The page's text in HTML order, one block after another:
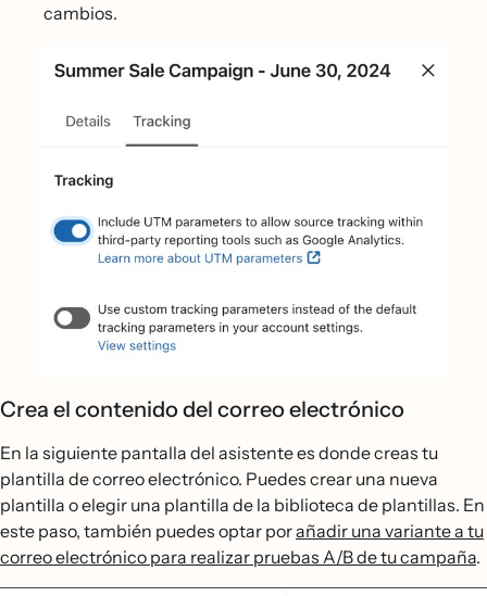
cambios.
Crea el contenido del correo electrónico
En la siguiente pantalla del asistente es donde creas tu
plantilla de correo electrónico. Puedes crear una nueva
plantilla o elegir una plantilla de la biblioteca de plantillas. En
este paso, también puedes optar porañadir una variante a tu
correo electrónico para realizar pruebas A/B de tu campaña.